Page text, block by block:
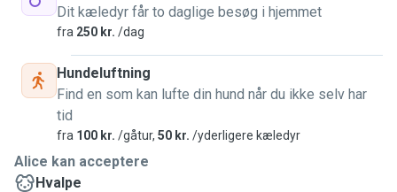
Dit kæledyr får to daglige besøg i hjemmet
fra 250 kr. /dag
Hundeluftning
Find en som kan lufte din hund når du ikke selv har
tid
fra 100 kr. /gåtur, 50 kr. /yderligere kæledyr
Alice kan acceptere
Hvalpe